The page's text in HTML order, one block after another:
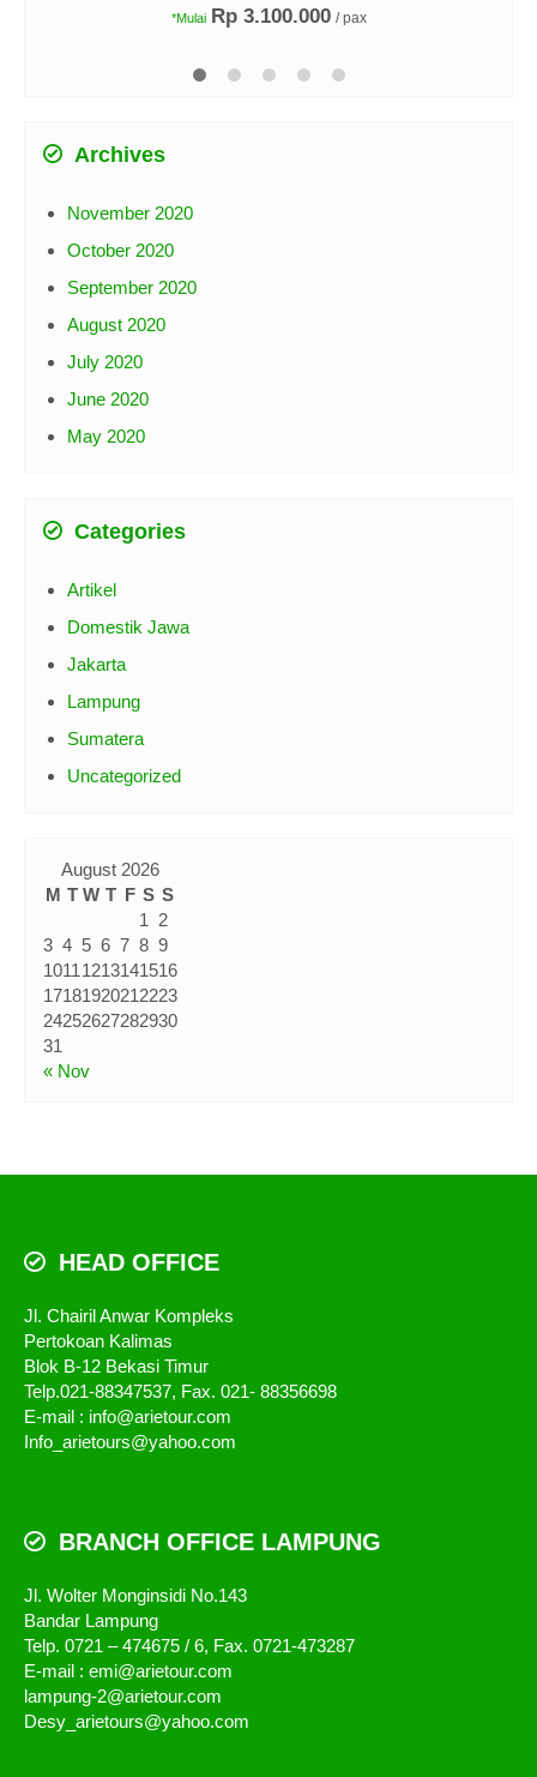
3D-2N
Archives
November 2020
October 2020
September 2020
August 2020
July 2020
June 2020
May 2020
Categories
Artikel
Domestik Jawa
Jakarta
Lampung
Sumatera
Uncategorized
August 2026
M T W T F S S
« Nov
1 2
3
4 5 6 7 8 9
10111213141516
17 181920212223
24252627 282930
31
HEAD OFFICE
Jl. Chairil Anwar Kompleks
Pertokoan Kalimas
Blok B-12 Bekasi Timur
Telp.021-88347537, Fax. 021- 88356698
E-mail : info@arietour.com
Info_arietours@yahoo.com
BRANCH OFFICE LAMPUNG
Jl. Wolter Monginsidi No.143
Bandar Lampung
Telp. 0721 – 474675 / 6, Fax. 0721-473287
E-mail : emi@arietour.com
lampung-2@arietour.com
Desy_arietours@yahoo.com